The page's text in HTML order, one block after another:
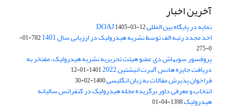
آخرین اخبار
نمایه در پایگاه بین المللی DOAJ1405-03-12
اخذ مجدد رتبه الف توسط نشریه هیدرولیک در ارزیابی سال 1401
782-01-
0-275
پروفسور سوبهاش دی عضو هیئت تحریریه نشریه هیدرولیک، مفتخر به
دریافت جایزه هانس آلبرت انیشتین 2022 1401-01-12
فراخوان پذیرش مقالات به زبان انگلیسی1400-02-30
انتخاب و معرفی داور برگزیده مجله هیدرولیک در کنفرانس سالیانه
هیدرولیک1398-04-01